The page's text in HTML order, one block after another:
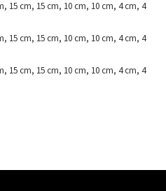
15 cm, 15 cm, 10 cm, 10 cm, 4 cm, 4
15 cm, 15 cm, 10 cm, 10 cm, 4 cm, 4
15 cm, 15 cm, 10 cm, 10 cm, 4 cm, 4